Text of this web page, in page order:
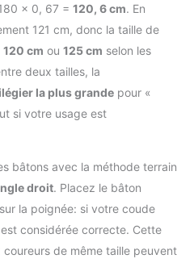
× 0, 67 = 120, 6 cm. En
121 cm, donc la taille de
120 cm ou 125 cm selon les
deux tailles, la
la plus grande pour «
si votre usage est
bâtons avec la méthode terrain
droit. Placez le bâton
la poignée: si votre coude
considérée correcte. Cette
de même taille peuvent